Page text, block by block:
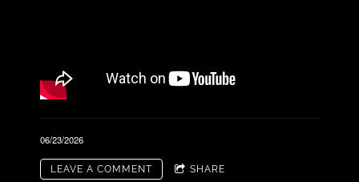
06/23/2026
LEAVE A COMMENT SHARE